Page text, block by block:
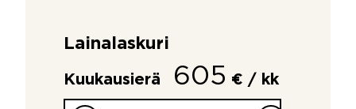
Lainalaskuri
Kuukausierä 605 € / kk